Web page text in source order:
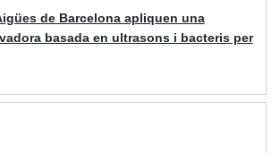
de Barcelona apliquen una
basada en ultrasons i bacteris per